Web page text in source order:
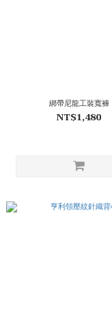
綁帶尼龍工裝寬褲
NT$1,480